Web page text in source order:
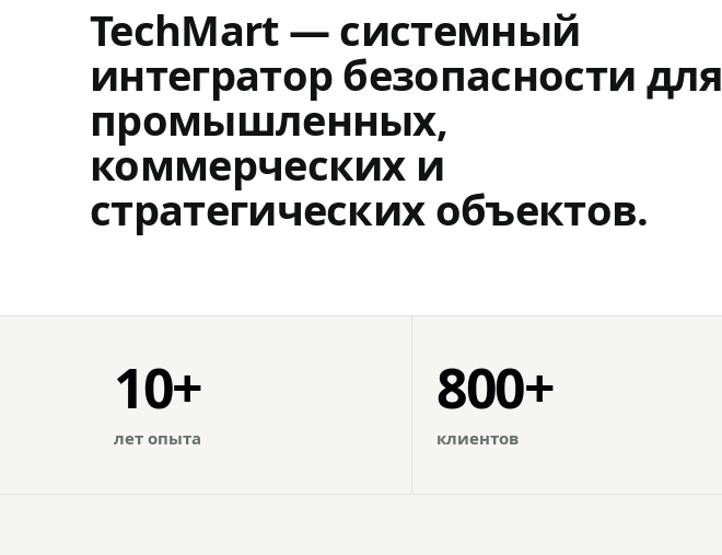
TechMart — системный
интегратор безопасности для
промышленных,
коммерческих и
стратегических объектов.
10+
лет опыта
800+
клиентов